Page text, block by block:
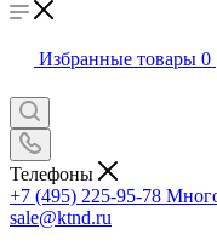
Избранные товары 0
Телефоны
+7 (495) 225-95-78
sale@ktnd.ru